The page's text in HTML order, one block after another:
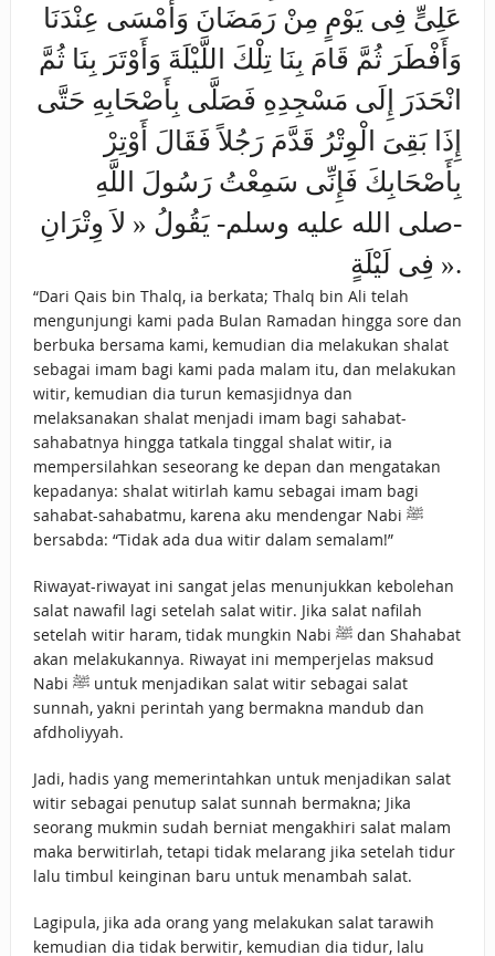
عَلِىٍّ فِى يَوْمٍ مِنْ رَمَضَانَ وَأَمْسَى عِنْدَنَا
وَأَفْطَرَ ثُمَّ قَامَ بِنَا تِلْكَ اللَّيْلَةَ وَأَوْتَرَ بِنَا ثُمَّ
انْحَدَرَ إِلَى مَسْجِدِهِ فَصَلَّى بِأَصْحَابِهِ حَتَّى
إِذَا بَقِىَ الْوِتْرُ قَدَّمَ رَجُلاً فَقَالَ أَوْتِرْ
بِأَصْحَابِكَ فَإِنِّى سَمِعْتُ رَسُولَ اللَّهِ
-صلى الله عليه وسلم- يَقُولُ « لاَ وِتْرَانِ
فِى لَيْلَةٍ ».
“Dari Qais bin Thalq, ia berkata; Thalq bin Ali telah
mengunjungi kami pada Bulan Ramadan hingga sore dan
berbuka bersama kami, kemudian dia melakukan shalat
sebagai imam bagi kami pada malam itu, dan melakukan
witir, kemudian dia turun kemasjidnya dan
melaksanakan shalat menjadi imam bagi sahabat-
sahabatnya hingga tatkala tinggal shalat witir, ia
mempersilahkan seseorang ke depan dan mengatakan
kepadanya: shalat witirlah kamu sebagai imam bagi
sahabat-sahabatmu, karena aku mendengar Nabi ﷺ
bersabda: “Tidak ada dua witir dalam semalam!”
Riwayat-riwayat ini sangat jelas menunjukkan kebolehan
salat nawafil lagi setelah salat witir. Jika salat nafilah
setelah witir haram, tidak mungkin Nabi ﷺ dan Shahabat
akan melakukannya. Riwayat ini memperjelas maksud
Nabi ﷺ untuk menjadikan salat witir sebagai salat
sunnah, yakni perintah yang bermakna mandub dan
afdholiyyah.
Jadi, hadis yang memerintahkan untuk menjadikan salat
witir sebagai penutup salat sunnah bermakna; Jika
seorang mukmin sudah berniat mengakhiri salat malam
maka berwitirlah, tetapi tidak melarang jika setelah tidur
lalu timbul keinginan baru untuk menambah salat.
Lagipula, jika ada orang yang melakukan salat tarawih
kemudian dia tidak berwitir, kemudian dia tidur, lalu